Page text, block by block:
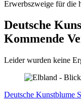
Erwerbszweige für die
Deutsche
Kommende
Leider wurden keine
Deutsche Kunstblume